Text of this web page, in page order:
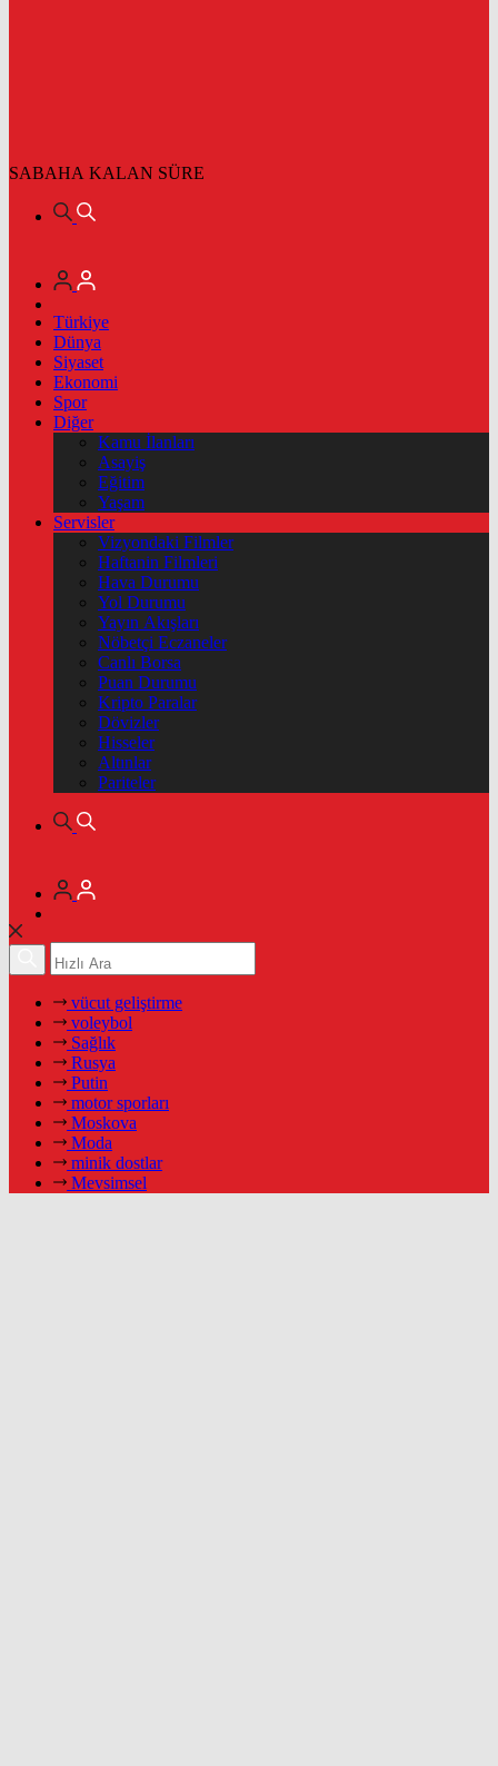
SABAHA KALAN SÜRE
Türkiye
Dünya
Siyaset
Ekonomi
Spor
Diğer
Kamu İlanları
Asayiş
Eğitim
Yaşam
Servisler
Vizyondaki Filmler
Haftanin Filmleri
Hava Durumu
Yol Durumu
Yayın Akışları
Nöbetçi Eczaneler
Canlı Borsa
Puan Durumu
Kripto Paralar
Dövizler
Hisseler
Altınlar
Pariteler
vücut geliştirme
voleybol
Sağlık
Rusya
Putin
motor sporları
Moskova
Moda
minik dostlar
Mevsimsel